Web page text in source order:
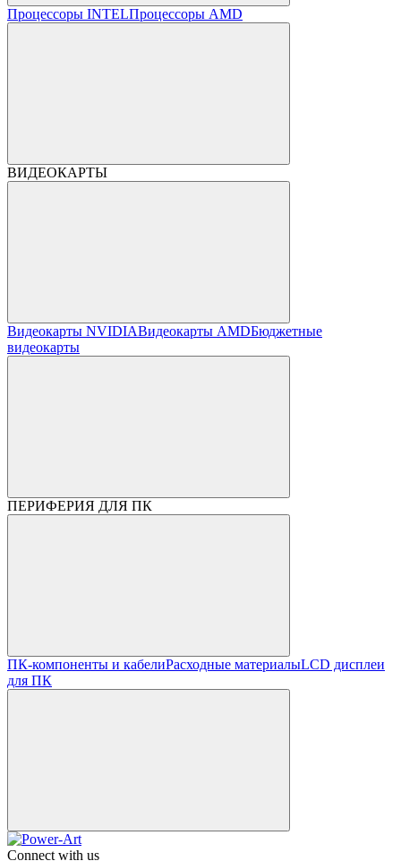
Процессоры INTELПроцессоры AMD
ВИДЕОКАРТЫ
Видеокарты NVIDIAВидеокарты AMDБюджетные
видеокарты
ПЕРИФЕРИЯ ДЛЯ ПК
ПК-компоненты и кабелиРасходные материалыLCD дисплеи
для ПК
Connect with us